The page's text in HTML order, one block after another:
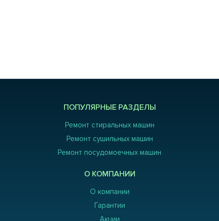
ПОПУЛЯРНЫЕ РАЗДЕЛЫ
Ремонт стиральных машин
Ремонт сушильных машин
Ремонт посудомоечных машин
О КОМПАНИИ
О компании
Гарантии
Акции